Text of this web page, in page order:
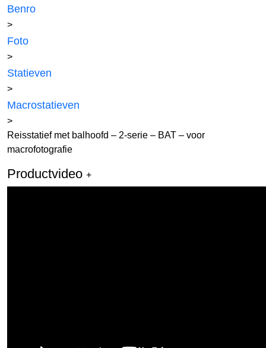
Benro
>
Foto
>
Statieven
>
Macrostatieven
>
Reisstatief met balhoofd – 2-serie – BAT – voor
macrofotografie
Productvideo +